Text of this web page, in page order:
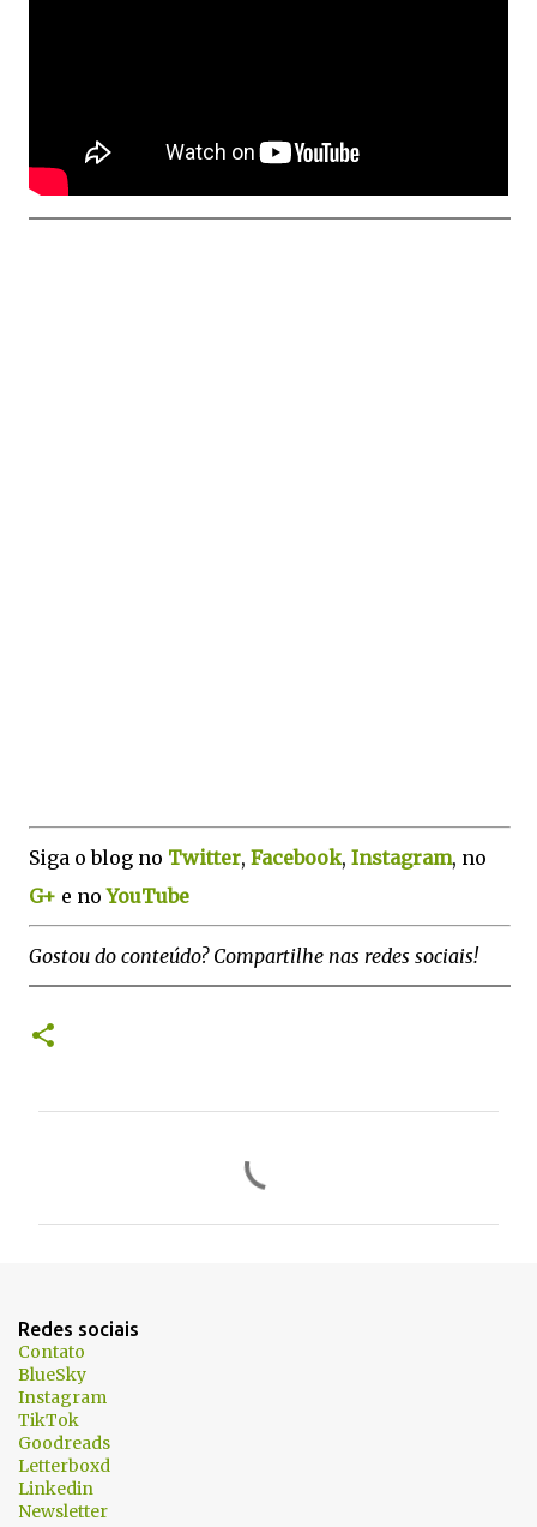
Siga o blog no Twitter, Facebook, Instagram, no
G+ e noYouTube
Gostou do conteúdo? Compartilhe nas redes sociais!
á
r
i
o
s
Redes sociais
Contato
BlueSky
Instagram
TikTok
Goodreads
Letterboxd
Linkedin
Newsletter